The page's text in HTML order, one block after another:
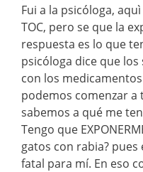
Fui a la psicóloga,
TOC, pero se que la
respuesta es lo que
psicóloga dice que
con los
podemos comenzar
sabemos a qué me
Tengo que
gatos con rabia?
fatal para mí. En eso